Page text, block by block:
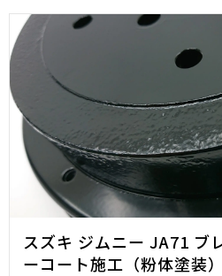
スズキ ジムニー JA71 ブ
ーコート施工（粉体塗装